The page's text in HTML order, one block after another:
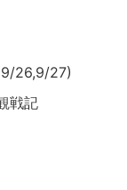
26,9/27)
戦記